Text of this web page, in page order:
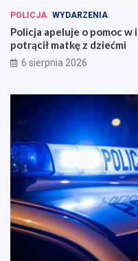
POLICJA WYDARZENIA
Policja apeluje o pomoc
potrącił matkę z dziećmi
6 sierpnia 2026